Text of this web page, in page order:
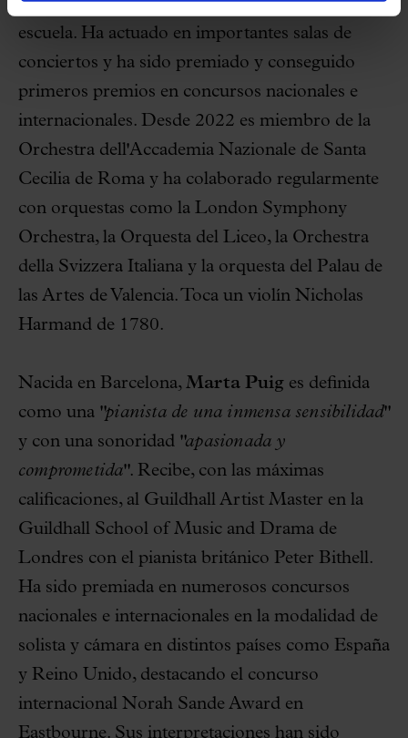
Takeno, siendo becado íntegramente por la
escuela. Ha actuado en importantes salas de
conciertos y ha sido premiado y conseguido
primeros premios en concursos nacionales e
internacionales. Desde 2022 es miembro de la
Orchestra dell'Accademia Nazionale de Santa
Cecilia de Roma y ha colaborado regularmente
con orquestas como la London Symphony
Orchestra, la Orquesta del Liceo, la Orchestra
della Svizzera Italiana y la orquesta del Palau de
las Artes de Valencia. Toca un violín Nicholas
Harmand de 1780.
Nacida en Barcelona, Marta Puig es definida
como una "pianista de una inmensa sensibilidad"
y con una sonoridad "apasionada y
comprometida". Recibe, con las máximas
calificaciones, al Guildhall Artist Master en la
Guildhall School of Music and Drama de
Londres con el pianista británico Peter Bithell.
Ha sido premiada en numerosos concursos
nacionales e internacionales en la modalidad de
solista y cámara en distintos países como España
y Reino Unido, destacando el concurso
internacional Norah Sande Award en
Eastbourne. Sus interpretaciones han sido